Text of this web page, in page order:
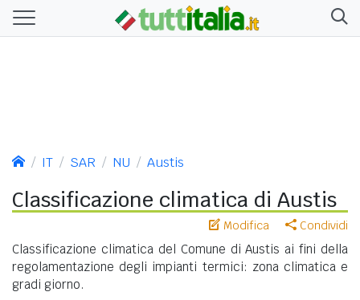
IT SAR NU Austis
Classificazione climatica di Austis
Modifica Condividi
Classificazione climatica del Comune di Austis ai fini della
regolamentazione degli impianti termici: zona climatica e
gradi giorno.